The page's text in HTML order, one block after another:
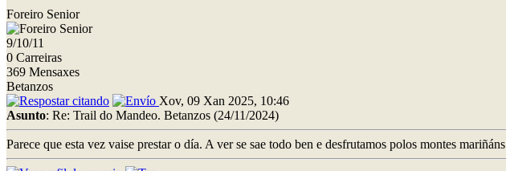
Foreiro Senior
9/10/11
0 Carreiras
369 Mensaxes
Betanzos
Xov, 09 Xan 2025, 10:46
Asunto: Re: Trail do Mandeo. Betanzos (24/11/2024)
Parece que esta vez vaise prestar o día. A ver se sae todo ben e desfrutamos polos montes mariñáns